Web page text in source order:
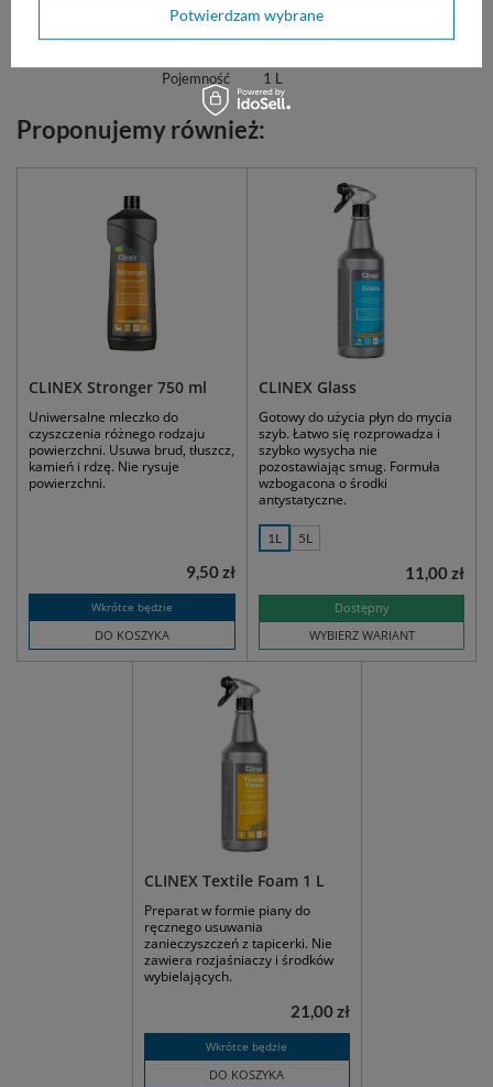
Zastosowanie
Toalety
Marka
Clinex
Pojemność
1 L
Proponujemy również:
CLINEX Stronger 750 ml
Uniwersalne mleczko do
czyszczenia różnego rodzaju
powierzchni. Usuwa brud, tłuszcz,
kamień i rdzę. Nie rysuje
powierzchni.
Wkrótce będzie
DO KOSZYKA
9,50 zł
CLINEX Glass
Gotowy do użycia płyn do mycia
szyb. Łatwo się rozprowadza i
szybko wysycha nie
pozostawiając smug. Formuła
wzbogacona o środki
antystatyczne.
1L 5L
Dostępny
WYBIERZ WARIANT
11,00 zł
CLINEX Textile Foam 1 L
Preparat w formie piany do
ręcznego usuwania
zanieczyszczeń z tapicerki. Nie
zawiera rozjaśniaczy i środków
wybielających.
Wkrótce będzie
DO KOSZYKA
21,00 zł
Potwierdzam wybrane